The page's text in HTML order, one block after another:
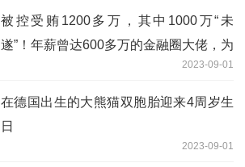
被控受贿1200多万，其中1000万“未
遂”！年薪曾达600多万的金融圈大佬，为
2023-09-01
在德国出生的大熊猫双胞胎迎来4周岁生
日
2023-09-01